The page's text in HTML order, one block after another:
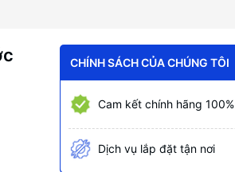
CHÍNH SÁCH CỦA CHÚNG TÔI
Cam kết chính hãng 100%
Dịch vụ lắp đặt tận nơi